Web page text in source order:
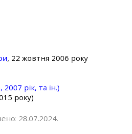
, 22 жовтня 2006 року
рік, та ін.)
року)
28.07.2024.